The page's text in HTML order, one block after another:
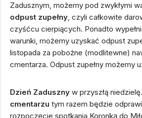
Zadusznym, możemy pod zwykłymi
odpust zupełny, czyli całkowite
czyśćcu cierpiących. Ponadto
warunki, możemy uzyskać odpust
listopada za pobożne (modlitewne)
cmentarza. Odpust zupełny możemy
Dzień Zaduszny w przyszłą niedzielę.
cmentarzu tym razem będzie
rozpoczęcie spotkania Koronką do